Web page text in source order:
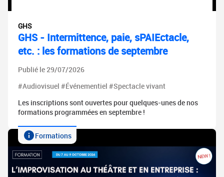
GHS
GHS - Intermittence, paie, sPAIEctacle,
etc. : les formations de septembre
Publié le 29/07/2026
#Audiovisuel #Événementiel #Spectacle vivant
Les inscriptions sont ouvertes pour quelques-unes de nos
formations programmées en septembre !
Formations